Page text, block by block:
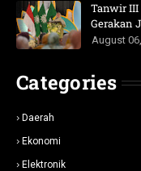
Tanwir
Gerakan
August
Categories
Daerah
Ekonomi
Elektronik